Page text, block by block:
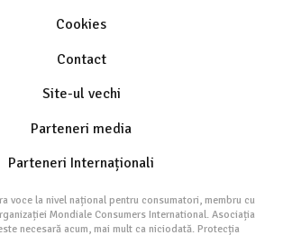
Cookies
Contact
Site-ul vechi
Parteneri media
Parteneri Internaționali
voce la nivel național pentru consumatori, membru cu
Mondiale Consumers International. Asociația
necesară acum, mai mult ca niciodată. Protecția